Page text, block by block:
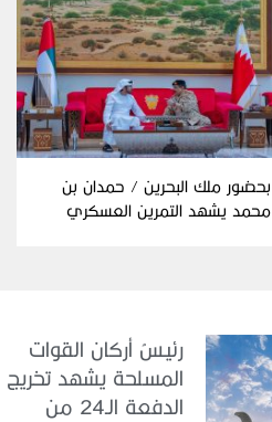
بحضور ملك البحرين / حمدان بن
محمد يشهد التمرين العسكري
رئيسُ أركان القوات
المسلحة يشهد تخريج
الدفعة الـ24 من